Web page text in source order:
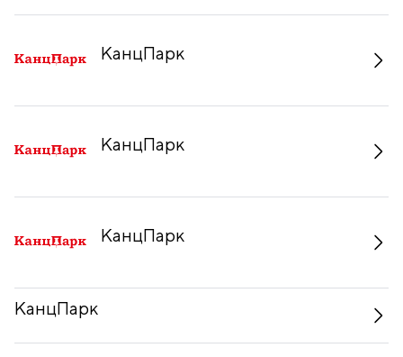
КанцПарк
КанцПарк
КанцПарк
КанцПарк